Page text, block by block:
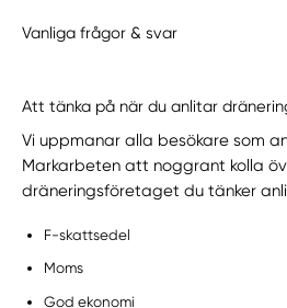
Vanliga frågor & svar
Att tänka på när du anlitar
Vi uppmanar alla besökare som
Markarbeten att noggrant kolla
dräneringsföretaget du tänker
F-skattsedel
Moms
God ekonomi